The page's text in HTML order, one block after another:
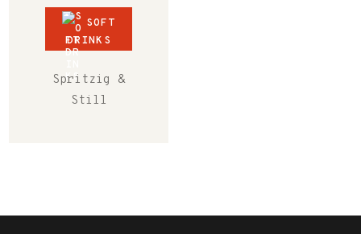
SOFT
DRINKS
Spritzig &
Still